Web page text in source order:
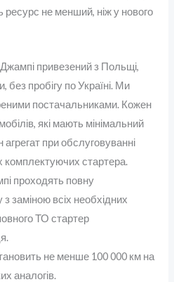
ресурс не менший, ніж у нового
привезений з Польщі,
без пробігу по Україні. Ми
постачальниками. Кожен
які мають мінімальний
при обслуговуванні
комплектуючих стартера.
проходять повну
заміною всіх необхідних
ТО стартер
не менше 100 000 км на
аналогів.